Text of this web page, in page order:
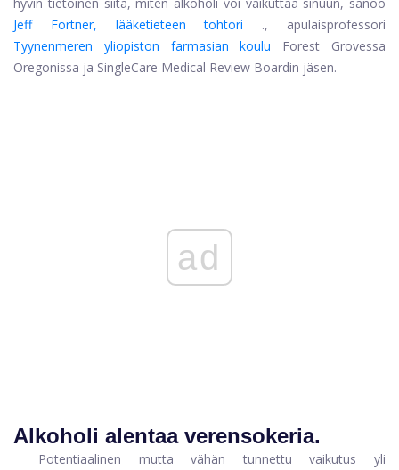
Jeff Fortner, lääketieteen tohtori
., apulaisprofessori
Tyynenmeren yliopiston farmasian koulu
Forest Grovessa
Oregonissa ja SingleCare Medical Review Boardin jäsen.
ad
Alkoholi alentaa verensokeria.
Potentiaalinen mutta vähän tunnettu vaikutus yli